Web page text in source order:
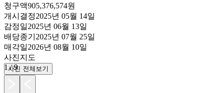
청구액905,376,574원
개시결정2025년 05월 14일
감정일2025년 06월 13일
배당종기 2025년 07월 25일
매각일2026년 08월 10일
사진지도
1 /9
사진 전체보기